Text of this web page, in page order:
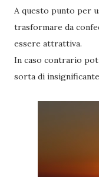
A questo punto per
trasformare da
essere attrattiva.
In caso contrario
sorta di